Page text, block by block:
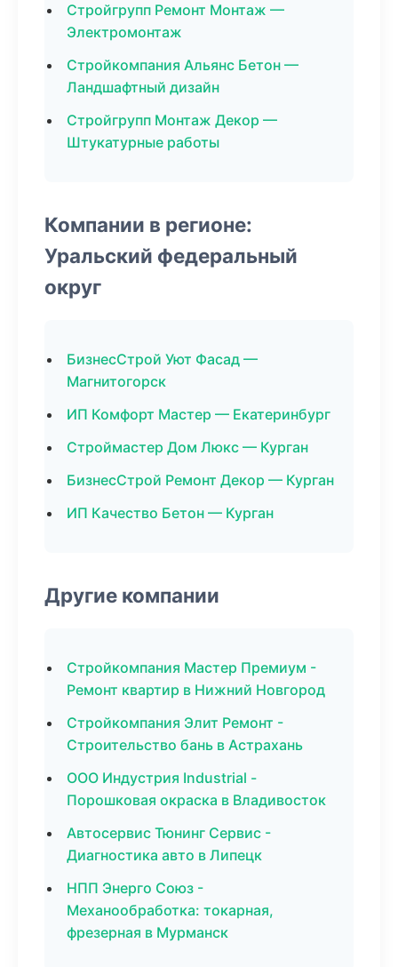
Стройгрупп Ремонт Монтаж —
Электромонтаж
Стройкомпания Альянс Бетон —
Ландшафтный дизайн
Стройгрупп Монтаж Декор —
Штукатурные работы
Компании в регионе:
Уральский федеральный
округ
БизнесСтрой Уют Фасад —
Магнитогорск
ИП Комфорт Мастер — Екатеринбург
Строймастер Дом Люкс — Курган
БизнесСтрой Ремонт Декор — Курган
ИП Качество Бетон — Курган
Другие компании
Стройкомпания Мастер Премиум -
Ремонт квартир в Нижний Новгород
Стройкомпания Элит Ремонт -
Строительство бань в Астрахань
ООО Индустрия Industrial -
Порошковая окраска в Владивосток
Автосервис Тюнинг Сервис -
Диагностика авто в Липецк
НПП Энерго Союз -
Механообработка: токарная,
фрезерная в Мурманск